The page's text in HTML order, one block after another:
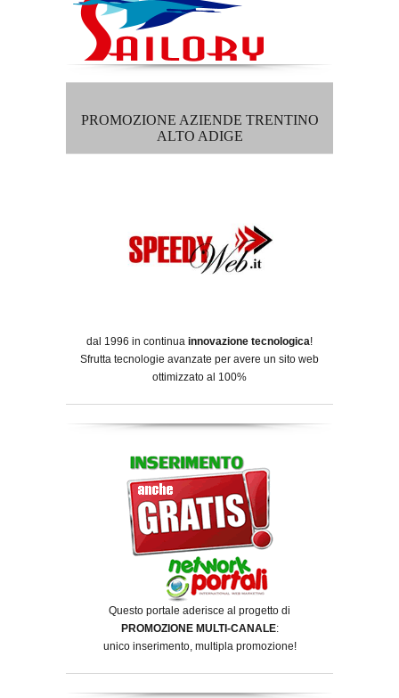
PROMOZIONE AZIENDE TRENTINO
ALTO ADIGE
dal 1996 in continua innovazione tecnologica!
Sfrutta tecnologie avanzate per avere un sito web
ottimizzato al 100%
Questo portale aderisce al progetto di
PROMOZIONE MULTI-CANALE:
unico inserimento, multipla promozione!